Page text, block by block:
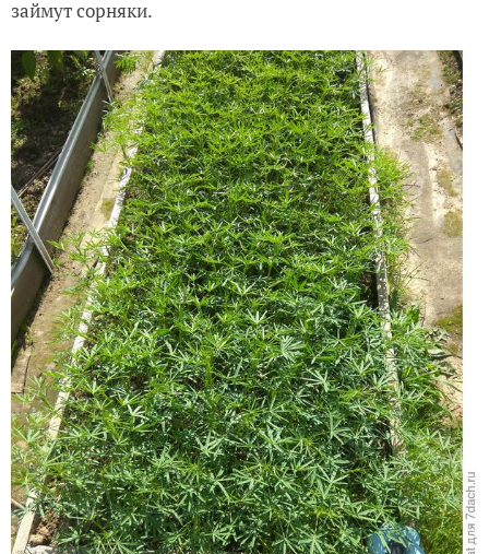
займут сорняки.